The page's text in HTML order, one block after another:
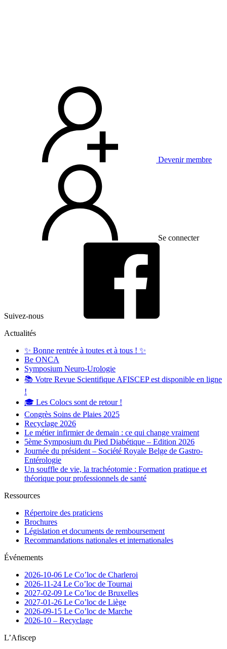
Devenir membre
Se connecter
Suivez-nous
Actualités
✨ Bonne rentrée à toutes et à tous ! ✨
Be ONCA
Symposium Neuro-Urologie
📚 Votre Revue Scientifique AFISCEP est disponible en ligne
!
🎓 Les Colocs sont de retour !
Congrès Soins de Plaies 2025
Recyclage 2026
Le métier infirmier de demain : ce qui change vraiment
5ème Symposium du Pied Diabétique – Edition 2026
Journée du président – Société Royale Belge de Gastro-
Entérologie
Un souffle de vie, la trachéotomie : Formation pratique et
théorique pour professionnels de santé
Ressources
Répertoire des praticiens
Brochures
Législation et documents de remboursement
Recommandations nationales et internationales
Événements
2026-10-06 Le Co’loc de Charleroi
2026-11-24 Le Co’loc de Tournai
2027-02-09 Le Co’loc de Bruxelles
2027-01-26 Le Co’loc de Liège
2026-09-15 Le Co’loc de Marche
2026-10 – Recyclage
L’Afiscep